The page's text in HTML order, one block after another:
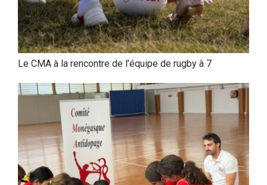
Le CMA à la rencontre de l’équipe de rugby à 7